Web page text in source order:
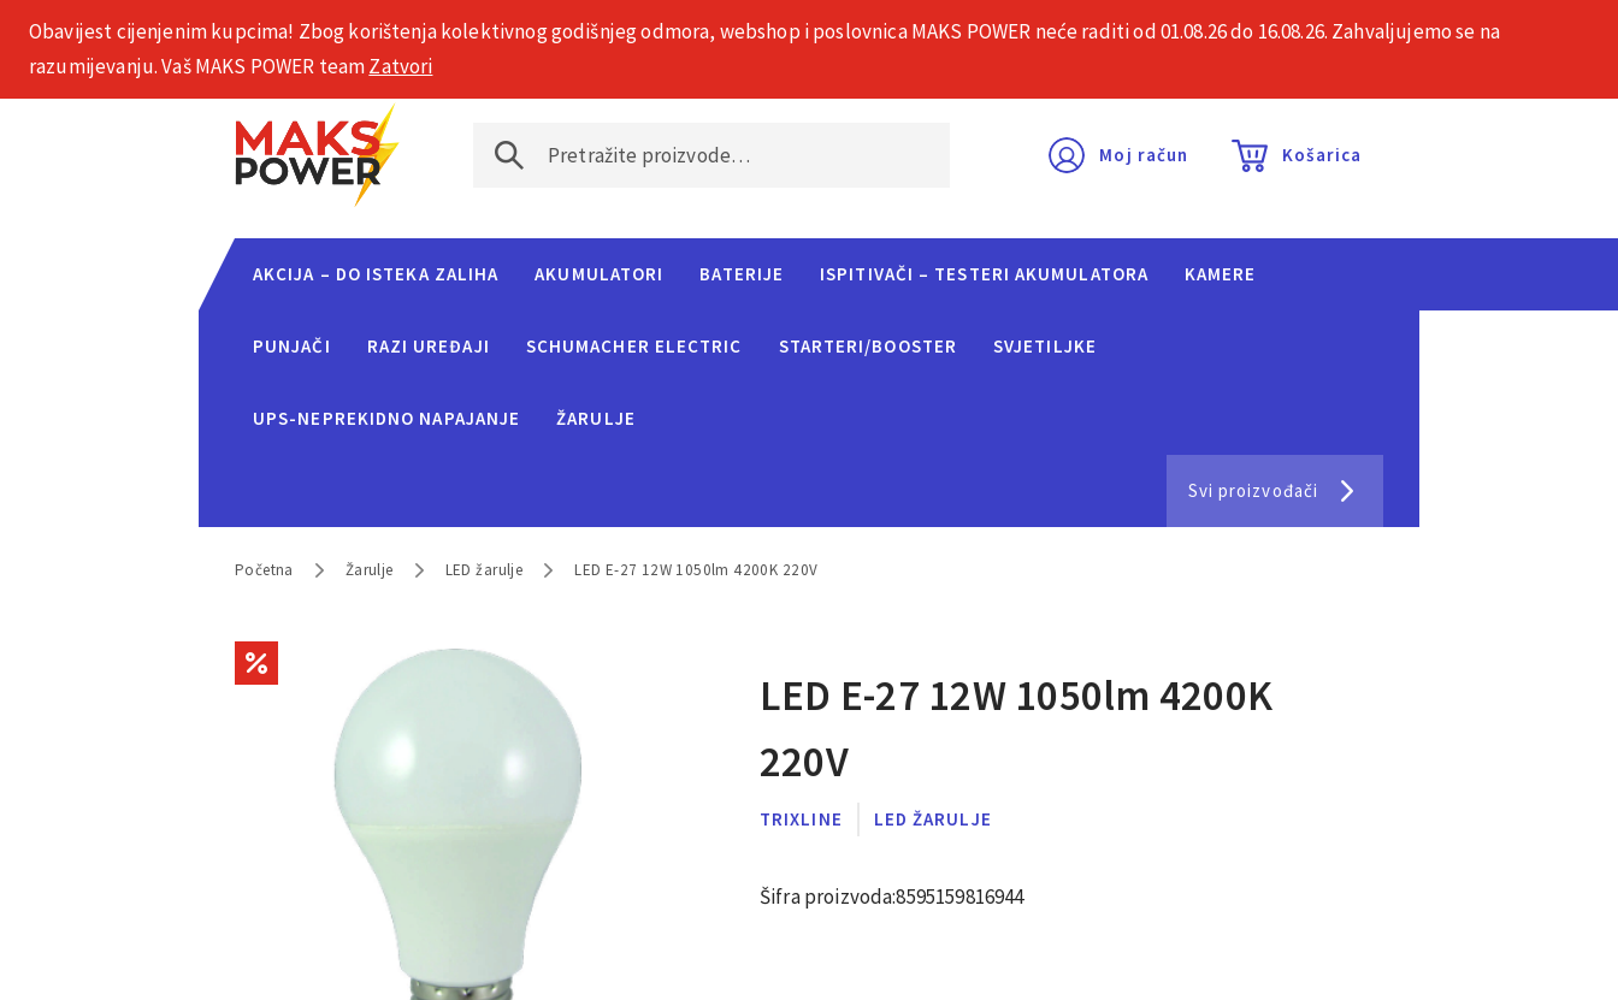
+385 1 2002 575 O nama Česta pitanja Kontakt
Moj račun Košarica
AKCIJA – DO ISTEKA ZALIHA AKUMULATORI BATERIJE ISPITIVAČI – TESTERI AKUMULATORA KAMERE
PUNJAČI RAZI UREĐAJI SCHUMACHER ELECTRIC STARTERI/BOOSTER SVJETILJKE
UPS-NEPREKIDNO NAPAJANJE ŽARULJE
Svi proizvođači
Početna Žarulje LED žarulje LED E-27 12W 1050lm 4200K 220V
LED E-27 12W 1050lm 4200K
220V
TRIXLINE LED ŽARULJE
Šifra proizvoda:8595159816944
Obavijest cijenjenim kupcima! Zbog korištenja kolektivnog godišnjeg odmora, webshop i poslovnica MAKS POWER neće raditi od 01.08.26 do 16.08.26. Zahvaljujemo se na
razumijevanju. Vaš MAKS POWER teamZatvori